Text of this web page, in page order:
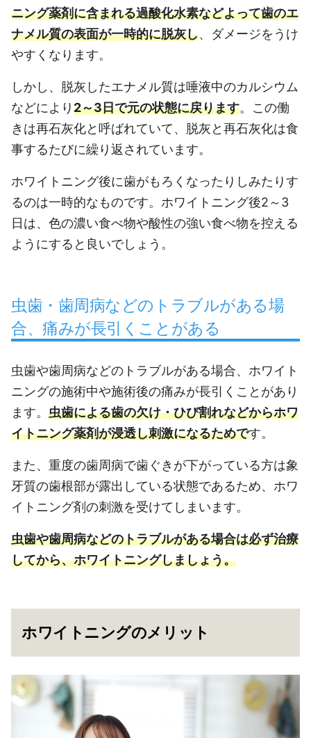
ニング薬剤に含まれる過酸化水素などよって歯のエ
ナメル質の表面が一時的に脱灰し、ダメージをうけ
やすくなります。
しかし、脱灰したエナメル質は唾液中のカルシウム
などにより2～3日で元の状態に戻ります。この働
きは再石灰化と呼ばれていて、脱灰と再石灰化は食
事するたびに繰り返されています。
ホワイトニング後に歯がもろくなったりしみたりす
るのは一時的なものです。ホワイトニング後2～3
日は、色の濃い食べ物や酸性の強い食べ物を控える
ようにすると良いでしょう。
虫歯・歯周病などのトラブルがある場
合、痛みが長引くことがある
虫歯や歯周病などのトラブルがある場合、ホワイト
ニングの施術中や施術後の痛みが長引くことがあり
ます。 虫歯による歯の欠け・ひび割れなどからホワ
イトニング薬剤が浸透し刺激になるためです。
また、重度の歯周病で歯ぐきが下がっている方は象
牙質の歯根部が露出している状態であるため、ホワ
イトニング剤の刺激を受けてしまいます。
虫歯や歯周病などのトラブルがある場合は必ず治療
してから、ホワイトニングしましょう。
ホワイトニングのメリット